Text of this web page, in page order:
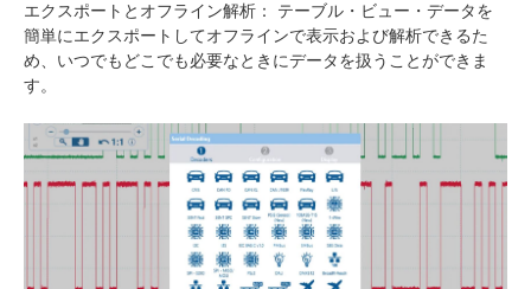
エクスポートとオフライン解析： テーブル・ビュー・データを
簡単にエクスポートしてオフラインで表示および解析できるた
め、いつでもどこでも必要なときにデータを扱うことができま
す。